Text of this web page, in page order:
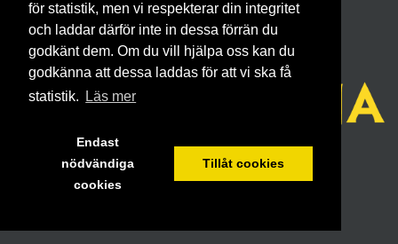
för statistik, men vi respekterar din integritet
och laddar därför inte in dessa förrän du
godkänt dem. Om du vill hjälpa oss kan du
godkänna att dessa laddas för att vi ska få
statistik.
Läs mer
Endast
nödvändiga
cookies
Tillåt cookies